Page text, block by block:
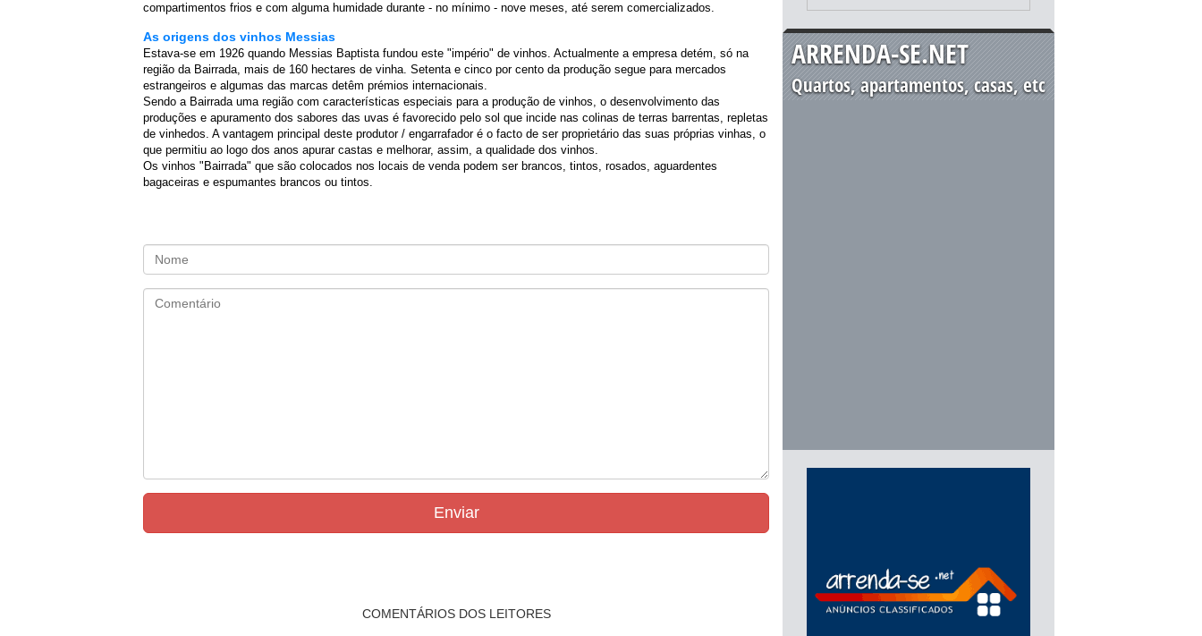
compartimentos frios e com alguma humidade durante - no mínimo - nove meses, até serem comercializados.
As origens dos vinhos Messias
Estava-se em 1926 quando Messias Baptista fundou este "império" de vinhos. Actualmente a empresa detém, só na
região da Bairrada, mais de 160 hectares de vinha. Setenta e cinco por cento da produção segue para mercados
estrangeiros e algumas das marcas detêm prémios internacionais.
Sendo a Bairrada uma região com características especiais para a produção de vinhos, o desenvolvimento das
produções e apuramento dos sabores das uvas é favorecido pelo sol que incide nas colinas de terras barrentas, repletas
de vinhedos. A vantagem principal deste produtor / engarrafador é o facto de ser proprietário das suas próprias vinhas, o
que permitiu ao logo dos anos apurar castas e melhorar, assim, a qualidade dos vinhos.
Os vinhos "Bairrada" que são colocados nos locais de venda podem ser brancos, tintos, rosados, aguardentes
bagaceiras e espumantes brancos ou tintos.
Enviar
COMENTÁRIOS DOS LEITORES
ARRENDA-SE.NET
Quartos, apartamentos, casas, etc